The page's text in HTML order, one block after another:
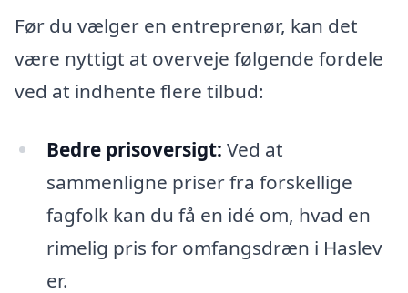
Før du vælger en entreprenør, kan det
være nyttigt at overveje følgende fordele
ved at indhente flere tilbud:
Bedre prisoversigt: Ved at
sammenligne priser fra forskellige
fagfolk kan du få en idé om, hvad en
rimelig pris for omfangsdræn i Haslev
er.